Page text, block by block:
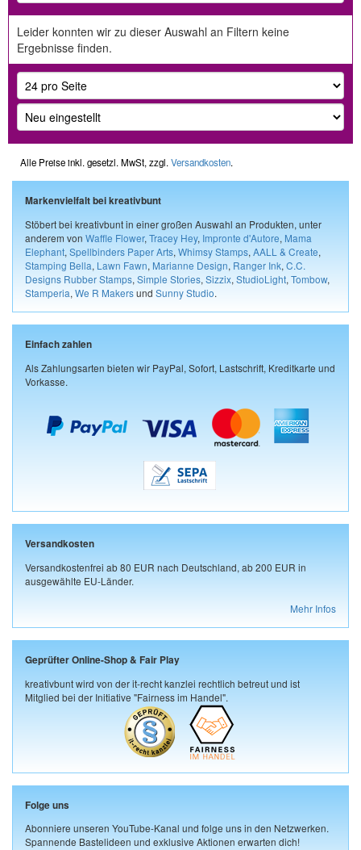
Leider konnten wir zu dieser Auswahl an Filtern keine
Ergebnisse finden.
Alle Preise inkl. gesetzl. MwSt, zzgl. Versandkosten.
Markenvielfalt bei kreativbunt
Stöbert bei kreativbunt in einer großen Auswahl an Produkten, unter
anderem von Waffle Flower, Tracey Hey, Impronte d'Autore, Mama
Elephant, Spellbinders Paper Arts, Whimsy Stamps, AALL & Create,
Stamping Bella, Lawn Fawn, Marianne Design, Ranger Ink, C.C.
Designs Rubber Stamps, Simple Stories, Sizzix, StudioLight, Tombow,
Stamperia, We R Makersund Sunny Studio.
Einfach zahlen
Als Zahlungsarten bieten wir PayPal, Sofort, Lastschrift, Kreditkarte und
Vorkasse.
Versandkosten
Versandkostenfrei ab 80 EUR nach Deutschland, ab 200 EUR in
ausgewählte EU-Länder.
Mehr Infos
Geprüfter Online-Shop & Fair Play
kreativbunt wird von der it-recht kanzlei rechtlich betreut und ist
Mitglied bei der Initiative "Fairness im Handel".
Folge uns
Abonniere unseren YouTube-Kanal und folge uns in den Netzwerken.
Spannende Bastelideen und exklusive Aktionen erwarten dich!